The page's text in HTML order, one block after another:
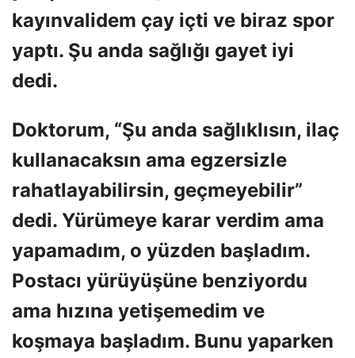
kayınvalidem çay içti ve biraz spor
yaptı. Şu anda sağlığı gayet iyi
dedi.
Doktorum, “Şu anda sağlıklısın, ilaç
kullanacaksın ama egzersizle
rahatlayabilirsin, geçmeyebilir”
dedi. Yürümeye karar verdim ama
yapamadım, o yüzden başladım.
Postacı yürüyüşüne benziyordu
ama hızına yetişemedim ve
koşmaya başladım. Bunu yaparken